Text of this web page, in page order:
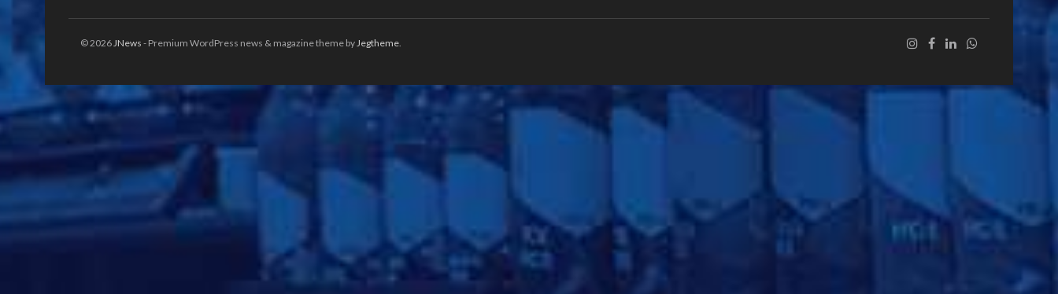
© 2026JNews - Premium WordPress news & magazine theme byJegtheme.